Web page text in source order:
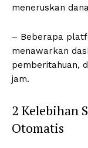
meneruskan
– Beberapa
menawarkan
pemberitahuan,
jam.
2 Kelebihan
Otomatis